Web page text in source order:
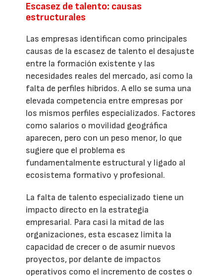
Escasez de talento: causas
estructurales
Las empresas identifican como principales
causas de la escasez de talento el desajuste
entre la formación existente y las
necesidades reales del mercado, así como la
falta de perfiles híbridos. A ello se suma una
elevada competencia entre empresas por
los mismos perfiles especializados. Factores
como salarios o movilidad geográfica
aparecen, pero con un peso menor, lo que
sugiere que el problema es
fundamentalmente estructural y ligado al
ecosistema formativo y profesional.
La falta de talento especializado tiene un
impacto directo en la estrategia
empresarial. Para casi la mitad de las
organizaciones, esta escasez limita la
capacidad de crecer o de asumir nuevos
proyectos, por delante de impactos
operativos como el incremento de costes o